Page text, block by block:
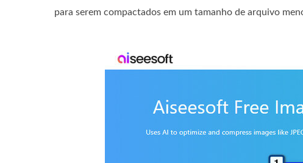
para serem compactados em um tamanho de arquivo